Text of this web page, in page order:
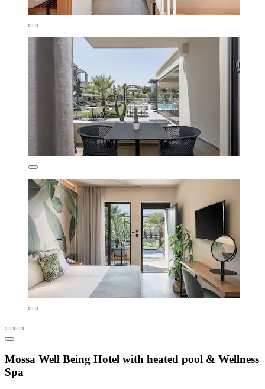
Mossa Well Being Hotel with heated pool & Wellness
Spa